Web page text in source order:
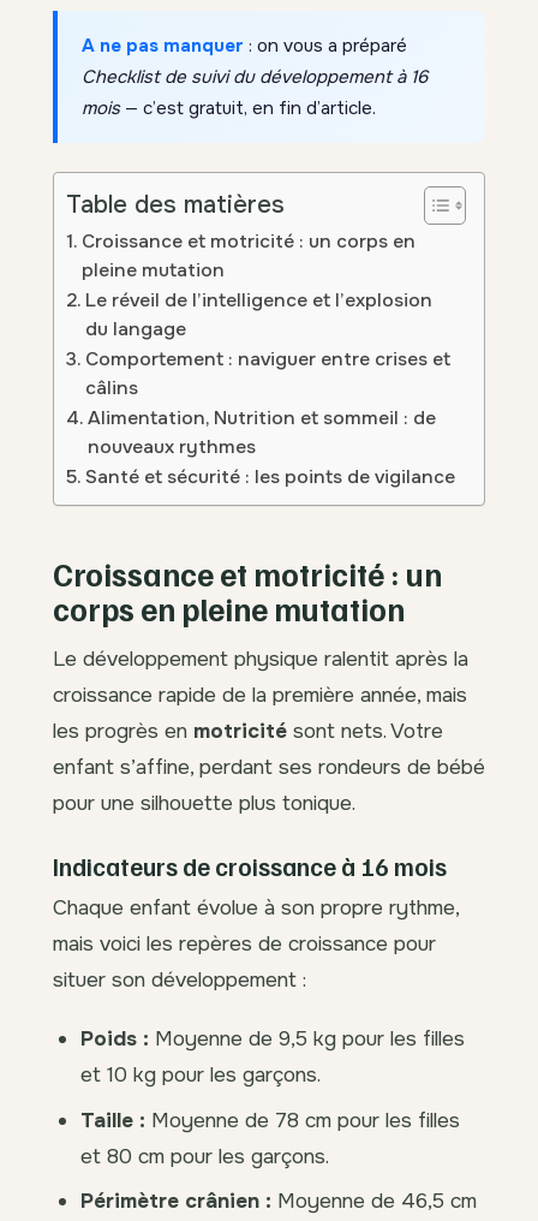
A ne pas manquer : on vous a préparé
Checklist de suivi du développement à 16
mois— c’est gratuit, en fin d’article.
Table des matières
Croissance et motricité : un corps en
pleine mutation
Le réveil de l’intelligence et l’explosion
du langage
Comportement : naviguer entre crises et
câlins
Alimentation, Nutrition et sommeil : de
nouveaux rythmes
Santé et sécurité : les points de vigilance
Croissance et motricité : un
corps en pleine mutation
Le développement physique ralentit après la
croissance rapide de la première année, mais
les progrès en motricité sont nets. Votre
enfant s’affine, perdant ses rondeurs de bébé
pour une silhouette plus tonique.
Indicateurs de croissance à 16 mois
Chaque enfant évolue à son propre rythme,
mais voici les repères de croissance pour
situer son développement :
Poids : Moyenne de 9,5 kg pour les filles
et 10 kg pour les garçons.
Taille : Moyenne de 78 cm pour les filles
et 80 cm pour les garçons.
Périmètre crânien : Moyenne de 46,5 cm